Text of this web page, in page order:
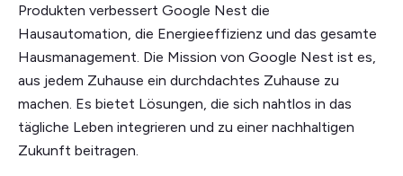
Produkten verbessert Google Nest die
Hausautomation, die Energieeffizienz und das gesamte
Hausmanagement. Die Mission von Google Nest ist es,
aus jedem Zuhause ein durchdachtes Zuhause zu
machen. Es bietet Lösungen, die sich nahtlos in das
tägliche Leben integrieren und zu einer nachhaltigen
Zukunft beitragen.